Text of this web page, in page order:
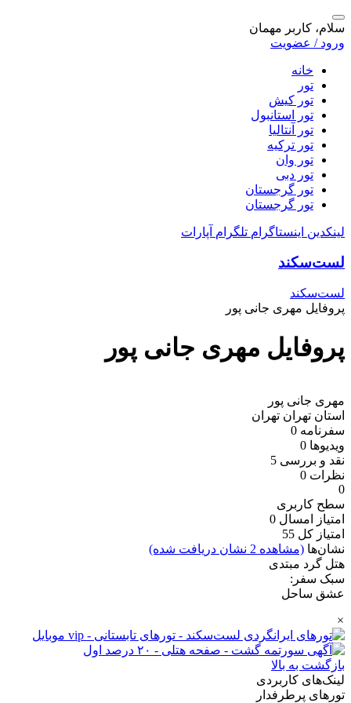
سلام، کاربر مهمان
ورود / عضویت
خانه
تور
تور کیش
تور استانبول
تور آنتالیا
تور ترکیه
تور وان
تور دبی
تور گرجستان
تور گرجستان
لینکدین اینستاگرام تلگرام آپارات
لست‌سکند
لست‌سکند
پروفایل مهری جانی پور
پروفایل مهری جانی پور
مهری جانی پور
استان تهران تهران
سفرنامه 0
ویدیو‌ها 0
نقد و بررسی 5
نظرات 0
0
سطح کاربری
امتیاز امسال 0
امتیاز کل 55
نشان‌ها (مشاهده 2 نشان دریافت شده)
هتل گرد مبتدی
سبک سفر:
عشق ساحل
×
بازگشت به بالا
لینک‌های کاربردی
تورهای پرطرفدار